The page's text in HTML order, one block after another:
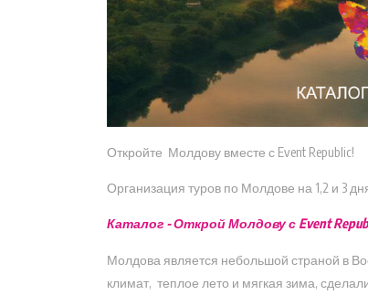
Откройте Молдову вместе с Event Republic!
Организация туров по Молдове на 1,2 и 3
Каталог - Открой Молдову с Event
Молдова является небольшой страной в
климат, теплое лето и мягкая зима,